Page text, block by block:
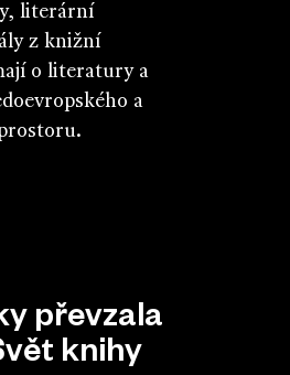
literární
z knižní
o literatury a
a
převzala
knihy